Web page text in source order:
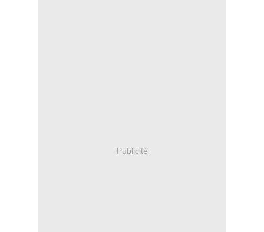
Publicité